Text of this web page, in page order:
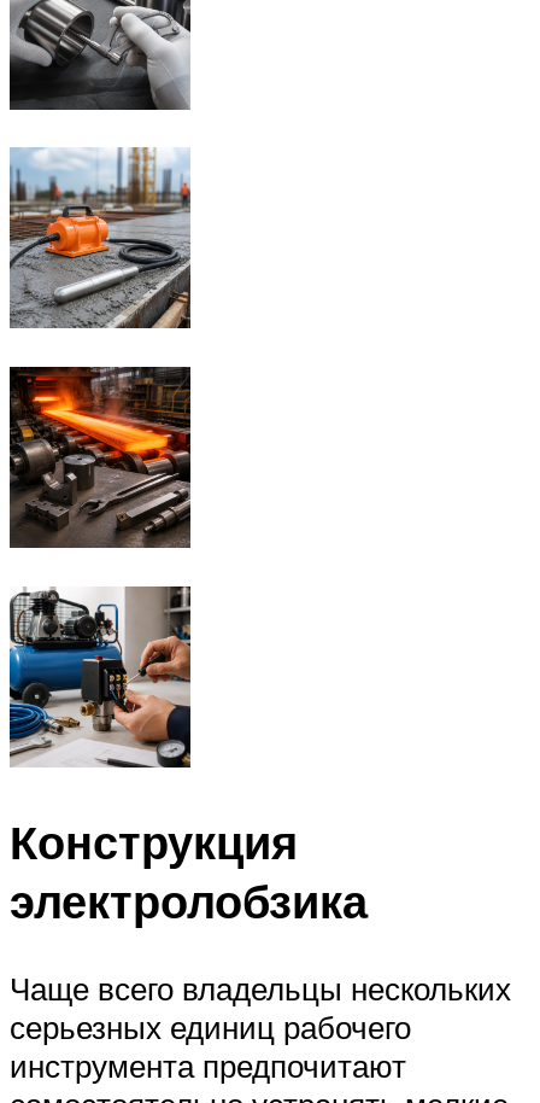
Конструкция
электролобзика
Чаще всего владельцы нескольких
серьезных единиц рабочего
инструмента предпочитают